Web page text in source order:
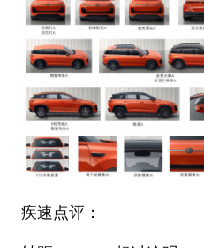
疾速点评：